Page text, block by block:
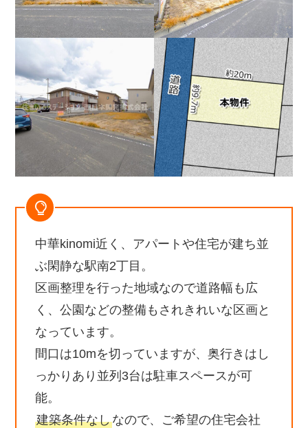
中華kinomi近く、アパートや住宅が建ち並
ぶ閑静な駅南2丁目。
区画整理を行った地域なので道路幅も広
く、公園などの整備もされきれいな区画と
なっています。
間口は10mを切っていますが、奥行きはし
っかりあり並列3台は駐車スペースが可
能。
建築条件なしなので、ご希望の住宅会社